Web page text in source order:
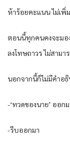
ห้าร้อยคะแนน ไม่เพิ่
ตอนนี้ทุกคนคงจะมอ
ลงโทษถาวร ไม่สาม
นอกจากนี้ก็ไม่มีคำอ
-‘ทวดของนาย’ ออ
-รีบออกมา